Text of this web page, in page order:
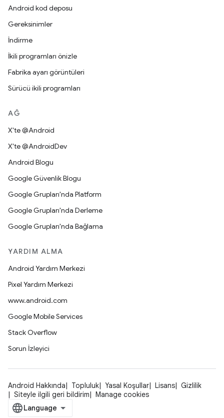
Android kod deposu
Gereksinimler
İndirme
İkili programları önizle
Fabrika ayarı görüntüleri
Sürücü ikili programları
AĞ
X'te @Android
X'te @AndroidDev
Android Blogu
Google Güvenlik Blogu
Google Grupları'nda Platform
Google Grupları'nda Derleme
Google Grupları'nda Bağlama
YARDIM ALMA
Android Yardım Merkezi
Pixel Yardım Merkezi
www.android.com
Google Mobile Services
Stack Overflow
Sorun İzleyici
Android Hakkında Topluluk Yasal Koşullar Lisans
Gizlilik
Siteyle ilgili geri bildirim
Manage cookies